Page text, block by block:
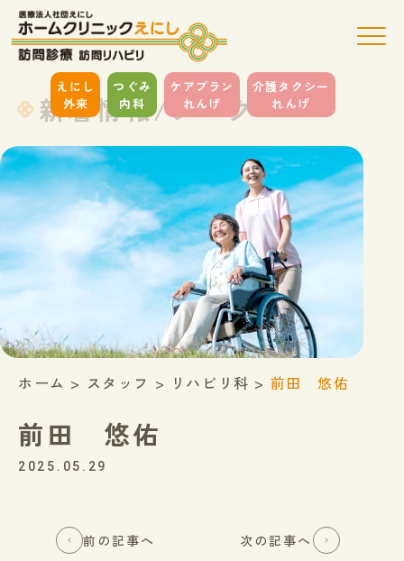
えにし
外来
つぐみ
内科
ケアプラン
れんげ
介護タクシー
れんげ
新着情報/ブログ
ホーム > スタッフ > リハビリ科 > 前田 悠佑
前田 悠佑
2025.05.29
前の記事へ 次の記事へ